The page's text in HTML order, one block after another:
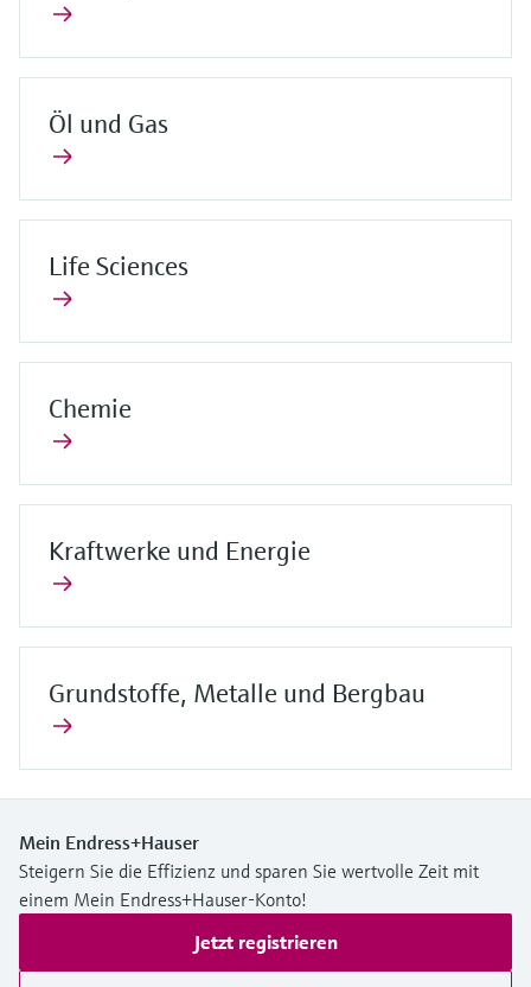
Öl und Gas
Life Sciences
Chemie
Kraftwerke und Energie
Grundstoffe, Metalle und Bergbau
Mein Endress+Hauser
Steigern Sie die Effizienz und sparen Sie wertvolle Zeit mit
einem Mein Endress+Hauser-Konto!
Jetzt registrieren